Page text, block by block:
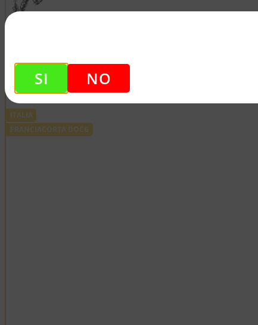
Ti Consigliamo Anche...
ITALIA
FRANCIACORTA DOCG
SI NO